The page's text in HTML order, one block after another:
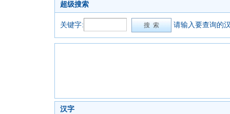
超级搜索
关键字: 请输入要查询的
汉字